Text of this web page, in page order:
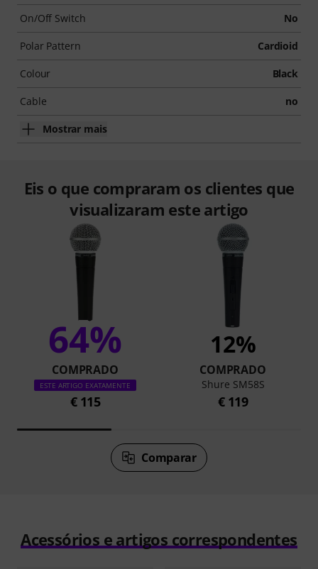
On/Off Switch No
Polar Pattern Cardioid
Colour Black
Cable no
Mostrar mais
Eis o que compraram os clientes que
visualizaram este artigo
64%
COMPRADO
ESTE ARTIGO EXATAMENTE
€ 115
12%
COMPRADO
Shure SM58S
€ 119
Comparar
Acessórios e artigos correspondentes